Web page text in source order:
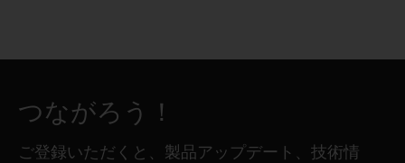
つながろう！
ご登録いただくと、製品アップデート、技術情